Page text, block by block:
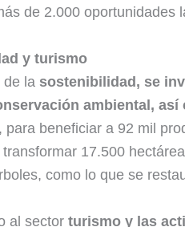
de 2.000 oportunidades
y turismo
de la sostenibilidad, se
ambiental,
, para beneficiar a 92 mil
17.500
como lo que se
al sectorturismo y las